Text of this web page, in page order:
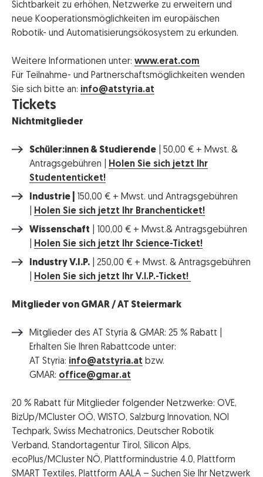
Sichtbarkeit zu erhöhen, Netzwerke zu erweitern und
neue Kooperationsmöglichkeiten im europäischen
Robotik- und Automatisierungsökosystem zu erkunden.
Weitere Informationen unter: www.erat.com
Für Teilnahme- und Partnerschaftsmöglichkeiten wenden
Sie sich bitte an: info@atstyria.at
Tickets
Nichtmitglieder
Schüler:innen & Studierende | 50,00 € + Mwst. &
Antragsgebühren | Holen Sie sich jetzt Ihr
Studententicket!
Industrie |
150,00 € + Mwst. und Antragsgebühren
Holen Sie sich jetzt Ihr Branchenticket!
Wissenschaft | 100,00 € + Mwst.& Antragsgebühren
Holen Sie sich jetzt Ihr Science-Ticket!
Industry V.I.P. | 250,00 € + Mwst. & Antragsgebühren
Holen Sie sich jetzt Ihr V.I.P.-Ticket!
Mitglieder von GMAR / AT Steiermark
Mitglieder des AT Styria & GMAR: 25 % Rabatt |
Erhalten Sie Ihren Rabattcode unter:
AT Styria: info@atstyria.at bzw.
GMAR: office@gmar.at
20 % Rabatt für Mitglieder folgender Netzwerke: OVE,
BizUp/MCluster OÖ, WISTO, Salzburg Innovation, NOI
Techpark, Swiss Mechatronics, Deutscher Robotik
Verband, Standortagentur Tirol, Silicon Alps,
ecoPlus/MCluster NÖ, Plattformindustrie 4.0, Plattform
SMART Textiles, Plattform AALA – Suchen Sie Ihr Netzwerk